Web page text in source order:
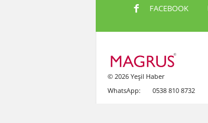
FACEBOOK
© 2026 Yeşil Haber
WhatsApp:
0538 810 8732